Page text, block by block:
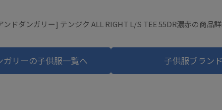
ンドダンガリー] テンジク ALL RIGHT L/S TEE 55DR濃赤の商品
ガリーの子供服一覧へ 子供服ブラン